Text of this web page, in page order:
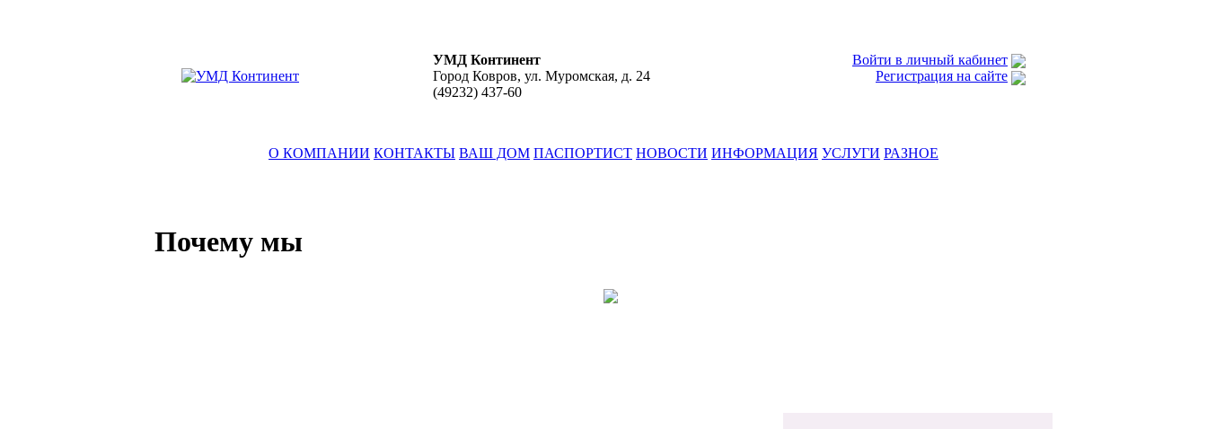
УМД Континент
Город Ковров, ул. Муромская, д. 24
(49232) 437-60
Войти в личный кабинет
Регистрация на сайте
О КОМПАНИИ КОНТАКТЫ ВАШ ДОМ ПАСПОРТИСТ НОВОСТИ ИНФОРМАЦИЯ УСЛУГИ РАЗНОЕ
Почему мы